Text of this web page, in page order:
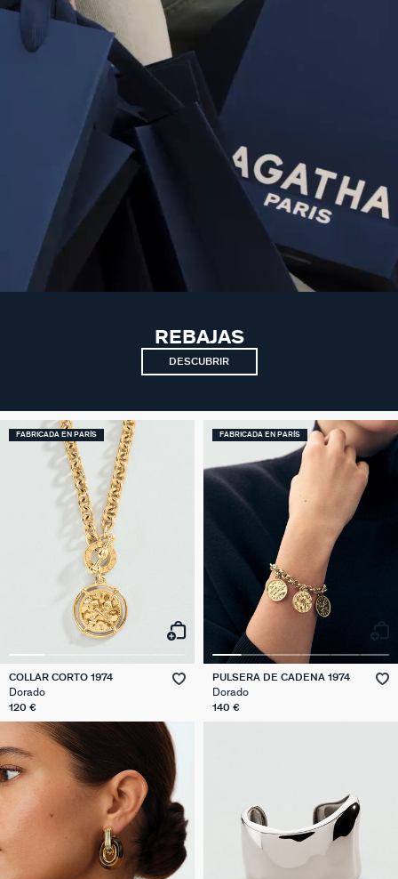
REBAJAS
DESCUBRIR
FABRICADA EN PARÍS
COLLAR CORTO 1974
Dorado
120 €
FABRICADA EN PARÍS
PULSERA DE CADENA 1974
Dorado
140 €